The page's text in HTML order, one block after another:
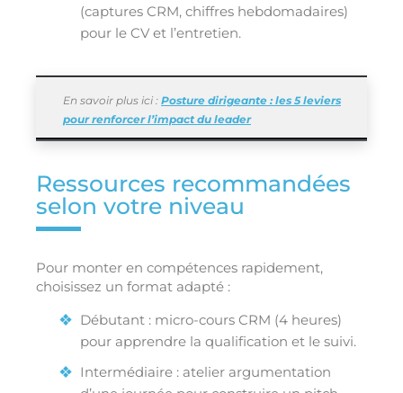
(captures CRM, chiffres hebdomadaires)
pour le CV et l’entretien.
En savoir plus ici : Posture dirigeante : les 5 leviers
pour renforcer l’impact du leader
Ressources recommandées
selon votre niveau
Pour monter en compétences rapidement,
choisissez un format adapté :
Débutant : micro-cours CRM (4 heures)
pour apprendre la qualification et le suivi.
Intermédiaire : atelier argumentation